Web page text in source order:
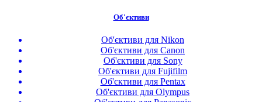
Об'єктиви
Об'єктиви для Nikon
Об'єктиви для Canon
Об'єктиви для Sony
Об'єктиви для Fujifilm
Об'єктиви для Pentax
Об'єктиви для Olympus